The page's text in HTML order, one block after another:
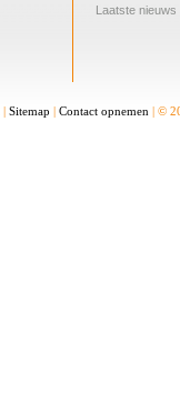
Laatste nieuws
| Sitemap | Contact opnemen | ©